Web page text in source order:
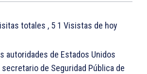
totales , 5 1 Visistas de hoy
autoridades de Estados Unidos
de Seguridad Pública de